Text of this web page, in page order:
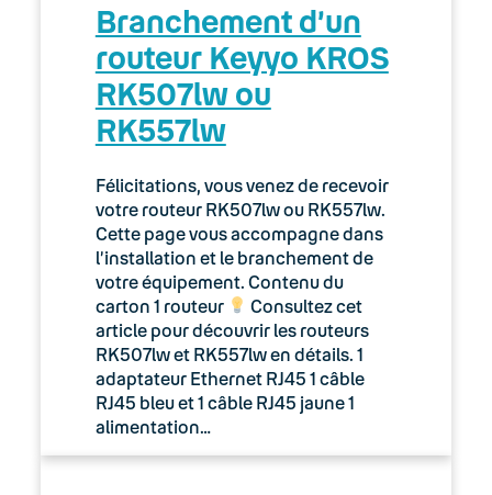
Branchement d’un
routeur Keyyo KROS
RK507lw ou
RK557lw
Félicitations, vous venez de recevoir
votre routeur RK507lw ou RK557lw.
Cette page vous accompagne dans
l’installation et le branchement de
votre équipement. Contenu du
carton 1 routeur
Consultez cet
article pour découvrir les routeurs
RK507lw et RK557lw en détails. 1
adaptateur Ethernet RJ45 1 câble
RJ45 bleu et 1 câble RJ45 jaune 1
alimentation…